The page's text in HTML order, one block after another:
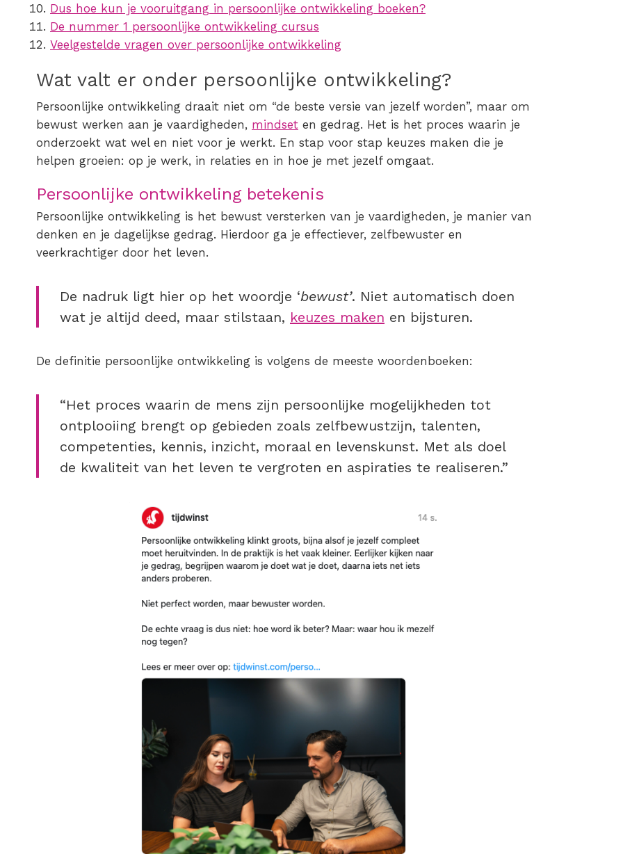
Dus hoe kun je vooruitgang in persoonlijke ontwikkeling boeken?
De nummer 1 persoonlijke ontwikkeling cursus
Veelgestelde vragen over persoonlijke ontwikkeling
Wat valt er onder persoonlijke ontwikkeling?
Persoonlijke ontwikkeling draait niet om “de beste versie van jezelf worden”, maar om
bewust werken aan je vaardigheden, mindset en gedrag. Het is het proces waarin je
onderzoekt wat wel en niet voor je werkt. En stap voor stap keuzes maken die je
helpen groeien: op je werk, in relaties en in hoe je met jezelf omgaat.
Persoonlijke ontwikkeling betekenis
Persoonlijke ontwikkeling is het bewust versterken van je vaardigheden, je manier van
denken en je dagelijkse gedrag. Hierdoor ga je effectiever, zelfbewuster en
veerkrachtiger door het leven.
De nadruk ligt hier op het woordje ‘bewust’. Niet automatisch doen
wat je altijd deed, maar stilstaan, keuzes maken en bijsturen.
De definitie persoonlijke ontwikkeling is volgens de meeste woordenboeken:
“Het proces waarin de mens zijn persoonlijke mogelijkheden tot
ontplooiing brengt op gebieden zoals zelfbewustzijn, talenten,
competenties, kennis, inzicht, moraal en levenskunst. Met als doel
de kwaliteit van het leven te vergroten en aspiraties te realiseren.”